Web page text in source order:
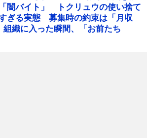
闇バイト」 トクリュウの使い捨て
ぎる実態 募集時の約束は「月収
組織に入った瞬間、「お前たち